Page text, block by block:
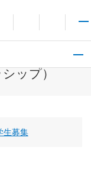
切り替えメニュー
サイト内検索を開
お問い合わせ
メイ
ップ）
生募集